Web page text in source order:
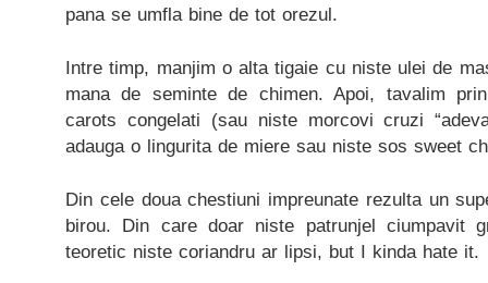
pana se umfla bine de tot orezul.
Intre timp, manjim o alta tigaie cu niste ulei de
mana de seminte de chimen. Apoi, tavalim
carots congelati (sau niste morcovi cruzi
adauga o lingurita de miere sau niste sos sweet
Din cele doua chestiuni impreunate rezulta un
birou. Din care doar niste patrunjel ciumpavit
teoretic niste coriandru ar lipsi, but I kinda hate it.